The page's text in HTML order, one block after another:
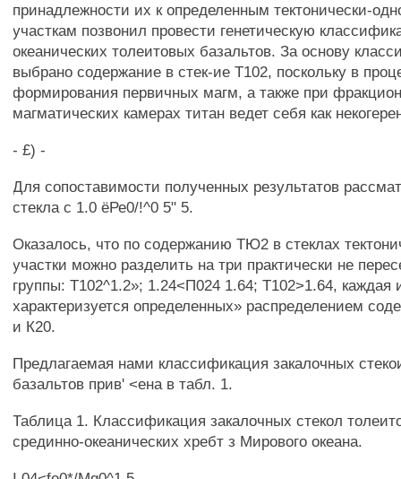
принадлежности их к определенным тектонически-
участкам позвонил провести генетическую
океанических толеитовых базальтов. За основу
выбрано содержание в стек-ие Т102, поскольку в
формирования первичных магм, а также при
магматических камерах титан ведет себя как
- £) -
Для сопоставимости полученных результатов
стекла с 1.0 ёРе0/!^0 5" 5.
Оказалось, что по содержанию ТЮ2 в стеклах
участки можно разделить на три практически не
группы: Т102^1.2»; 1.24<П024 1.64; Т102>1.64, каждая
характеризуется определенных» распределением
и К20.
Предлагаемая нами классификация закалочных
базальтов прив' <ена в табл. 1.
Таблица 1. Классификация закалочных стекол
срединно-океанических хребт з Мирового океана.